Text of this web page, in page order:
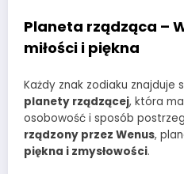
Planeta rządząca –
miłości i piękna
Każdy znak zodiaku znajduje
planety rządzącej, która
osobowość i sposób
rządzony przez Wenus,
piękna i zmysłowości.